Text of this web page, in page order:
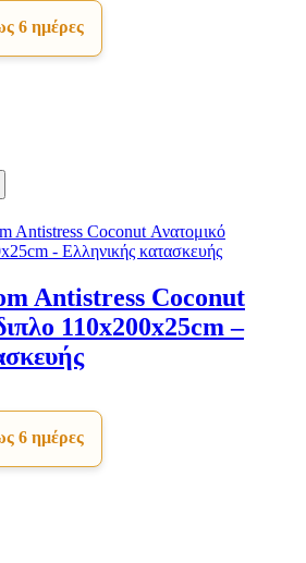
6 ημέρες
Antistress Coconut
110x200x25cm –
6 ημέρες